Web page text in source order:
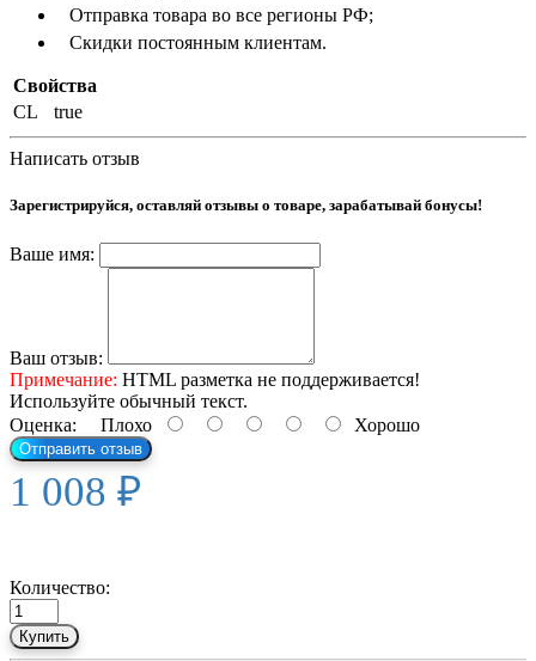
Отправка товара во все регионы РФ;
Скидки постоянным клиентам.
Свойства
CL
true
Написать отзыв
Зарегистрируйся, оставляй отзывы о товаре, зарабатывай бонусы!
Ваше имя:
Ваш отзыв:
Примечание: HTML разметка не поддерживается!
Используйте обычный текст.
Оценка: Плохо Хорошо
Отправить отзыв
1 008 ₽
Количество:
Купить